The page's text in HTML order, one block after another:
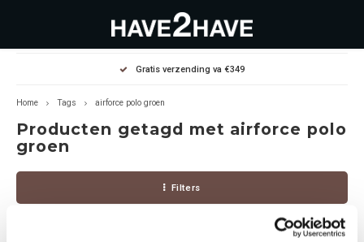
Hoofdmenu / dames
Jassen Diverse
Winterjassen
Hoofdmenu / heren
Hoodies
Sweaters
Hoofdmenu / outlet deals
Diverse
Heren
Gratis verzending va €349
Home Tags airforce polo groen
Producten getagd met airforce polo
groen
Filters